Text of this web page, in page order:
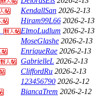
KendallSan 2026-2-13
Hiram99L66 2026-2-13
ElmoLudlum 2026-2-13
MoseGlashe 2026-2-13
EnriqueRae 2026-2-13
GabrielleL 2026-2-13
CliffordRu 2026-2-13
123456790 2026-2-12
BiancaTrem 2026-2-12